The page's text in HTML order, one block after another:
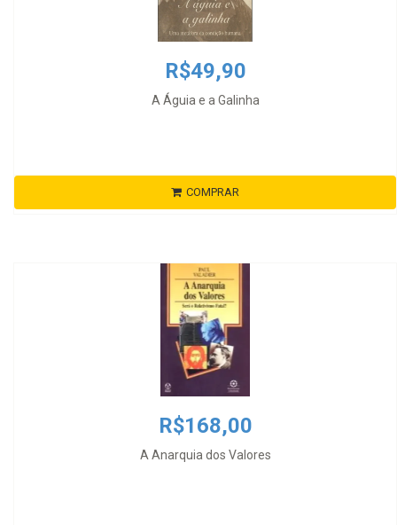
R$49,90
A Águia e a Galinha
COMPRAR
R$168,00
A Anarquia dos Valores